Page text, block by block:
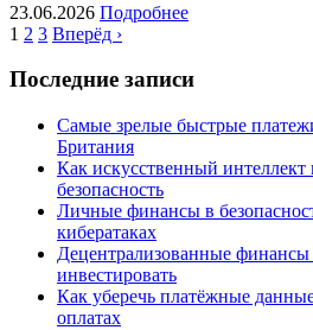
23.06.2026 Подробнее
1 2 3 Вперёд ›
Последние записи
Самые зрелые быстрые
Британия
Как искусственный
безопасность
Личные финансы в
кибератаках
Децентрализованные финансы
инвестировать
Как уберечь платёжные
оплатах